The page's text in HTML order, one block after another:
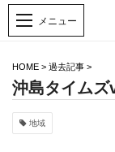
HOME > 過去記事 >
沖島タイム
地域